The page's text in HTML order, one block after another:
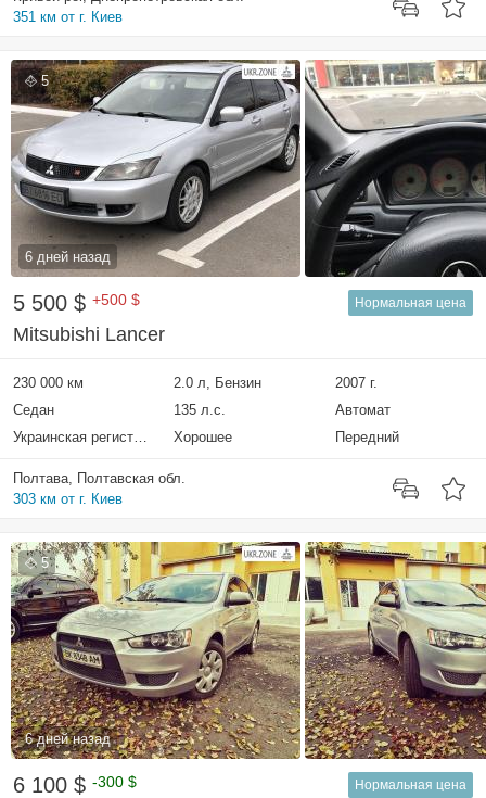
351 км от г. Киев
5
6 дней назад
5 500 $ +500 $ Нормальная цена
Mitsubishi Lancer
230 000 км 2.0 л, Бензин
2007 г.
Седан
135 л.с.
Автомат
Украинская регистрация
Хорошее Передний
Полтава, Полтавская обл.
303 км от г. Киев
5
6 дней назад
6 100 $ -300 $ Нормальная цена